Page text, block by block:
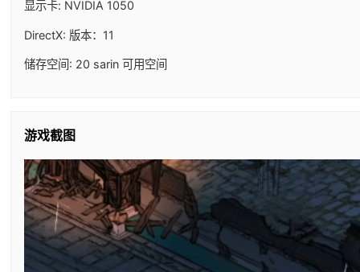
显示卡: NVIDIA 1050
DirectX: 版本：11
储存空间: 20 sarin 可用空间
游戏截图